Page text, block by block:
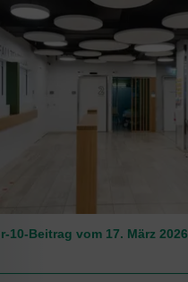
10-Beitrag vom 17. März 2026